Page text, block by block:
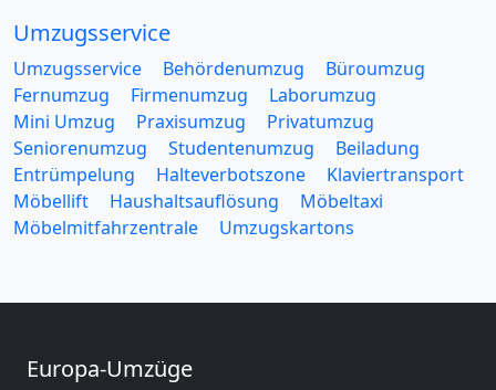
Umzugsservice
Umzugsservice Behördenumzug
Büroumzug
Fernumzug
Firmenumzug
Laborumzug
Mini Umzug
Praxisumzug
Privatumzug
Seniorenumzug
Studentenumzug
Beiladung
Entrümpelung
Halteverbotszone
Klaviertransport
Möbellift
Haushaltsauflösung
Möbeltaxi
Möbelmitfahrzentrale
Umzugskartons
Europa-Umzüge